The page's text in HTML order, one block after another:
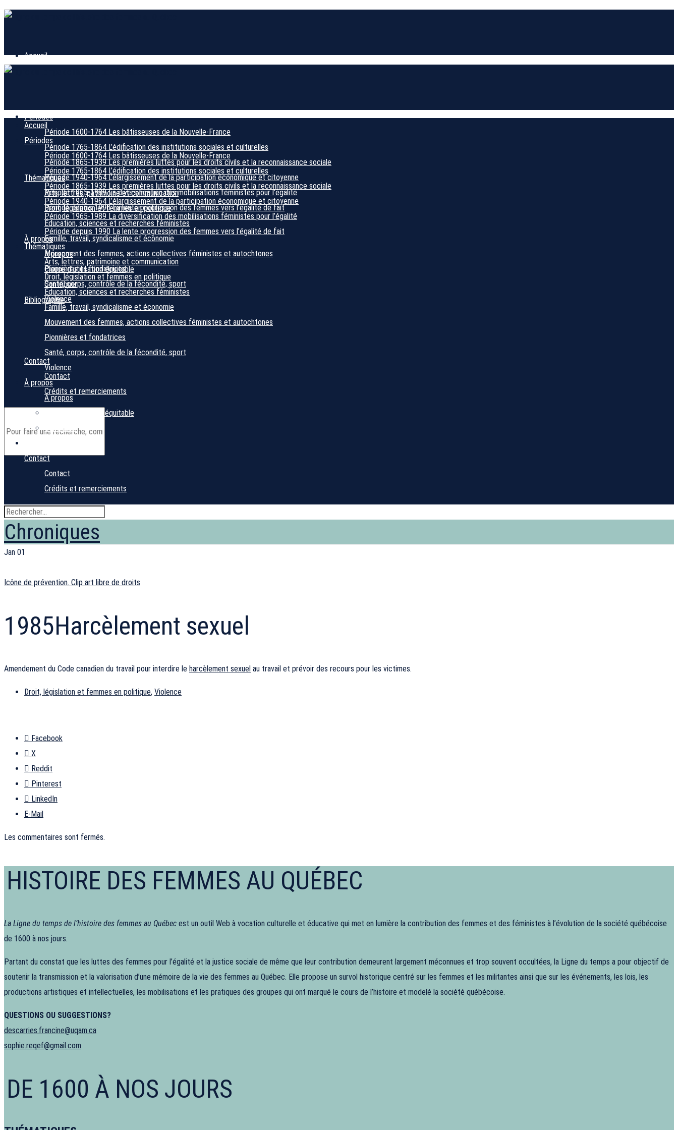
Accueil
Périodes
Période 1600-1764 Les bâtisseuses de la Nouvelle-France
Période 1765-1864 L’édification des institutions sociales et culturelles
Période 1865-1939Les premières luttes pour les droits civils et la reconnaissance sociale
Période 1940-1964L’élargissement de la participation économique et citoyenne
Période 1965-1989La diversification des mobilisations féministes pour l’égalité
Période depuis 1990La lente progression des femmes vers l’égalité de fait
Thématiques
Arts, lettres, patrimoine et communication
Droit, législation et femmes en politique
Éducation, sciences et recherches féministes
Famille, travail, syndicalisme et économie
Mouvement des femmes, actions collectives féministes et autochtones
Pionnières et fondatrices
Santé, corps, contrôle de la fécondité, sport
Violence
À propos
À propos
Clause d’utilisation équitable
Contribuer
Bibliographie
Contact
Contact
Crédits et remerciements
Accueil
Périodes
Période 1600-1764 Les bâtisseuses de la Nouvelle-France
Période 1765-1864 L’édification des institutions sociales et culturelles
Période 1865-1939 Les premières luttes pour les droits civils et la reconnaissance sociale
Période 1940-1964 L’élargissement de la participation économique et citoyenne
Période 1965-1989 La diversification des mobilisations féministes pour l’égalité
Période depuis 1990 La lente progression des femmes vers l’égalité de fait
Thématiques
Arts, lettres, patrimoine et communication
Droit, législation et femmes en politique
Éducation, sciences et recherches féministes
Famille, travail, syndicalisme et économie
Mouvement des femmes, actions collectives féministes et autochtones
Pionnières et fondatrices
Santé, corps, contrôle de la fécondité, sport
Violence
À propos
À propos
Clause d’utilisation équitable
Contribuer
Contact
Contact
Crédits et remerciements
Chroniques
Jan 01
Icône de prévention. Clip art libre de droits
1985Harcèlement sexuel
Amendement du Code canadien du travail pour interdire le harcèlement sexuel au travail et prévoir des recours pour les victimes.
Droit, législation et femmes en politique, Violence
Facebook
X
Reddit
Pinterest
LinkedIn
E-Mail
Les commentaires sont fermés.
HISTOIRE DES FEMMES AU QUÉBEC
La Ligne du temps de l’histoire des femmes au Québec est un outil Web à vocation culturelle et éducative qui met en lumière la contribution des femmes et des féministes à l’évolution de la société québécoise
de 1600 à nos jours.
Partant du constat que les luttes des femmes pour l’égalité et la justice sociale de même que leur contribution demeurent largement méconnues et trop souvent occultées, la Ligne du temps a pour objectif de
soutenir la transmission et la valorisation d’une mémoire de la vie des femmes au Québec. Elle propose un survol historique centré sur les femmes et les militantes ainsi que sur les événements, les lois, les
productions artistiques et intellectuelles, les mobilisations et les pratiques des groupes qui ont marqué le cours de l’histoire et modelé la société québécoise.
QUESTIONS OU SUGGESTIONS?
descarries.francine@uqam.ca
sophie.reqef@gmail.com
DE 1600 À NOS JOURS